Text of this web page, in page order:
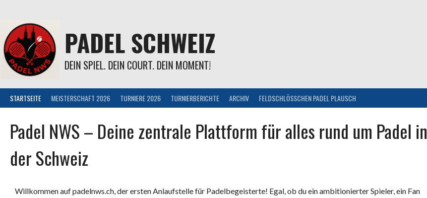
PADEL SCHWEIZ
DEIN SPIEL. DEIN COURT. DEIN MOMENT!
STARTSEITE MEISTERSCHAFT 2026 TURNIERE 2026 TURNIERBERICHTE ARCHIV FELDSCHLÖSSCHEN PADEL PLAUSCH
Padel NWS – Deine zentrale Plattform für alles rund um Padel in
der Schweiz
Willkommen auf padelnws.ch, der ersten Anlaufstelle für Padelbegeisterte! Egal, ob du ein ambitionierter Spieler, ein Fan